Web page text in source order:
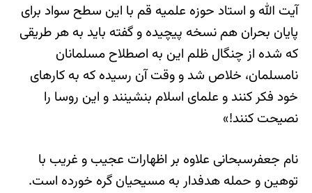
آیت الله و استاد حوزه علمیه قم با این سطح سواد برای
پایان بحران هم نسخه پیچیده و گفته باید به هر طریقی
که شده از چنگال ظلم این به اصطلاح مسلمانان
نامسلمان، خلاص شد و وقت آن رسیده که به کارهای
خود فکر کنند و علمای اسلام بنشینند و این روسا را
نصیحت کنند!»
نام جعفرسبحانی علاوه بر اظهارات عجیب و غریب با
توهین و حمله هدفدار به مسیحیان گره خورده است.